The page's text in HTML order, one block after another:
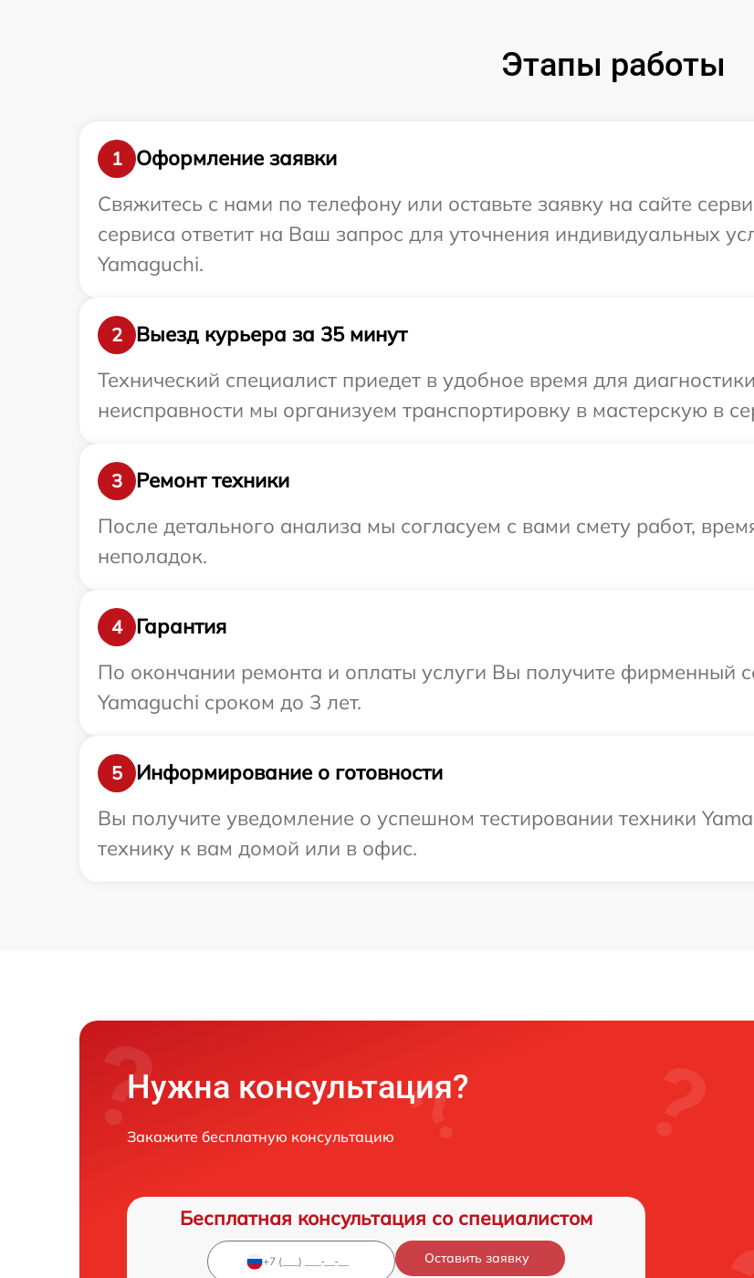
Этапы работы
1
Оформление заявки
Свяжитесь с нами по телефону или оставьте заявку на сайте
сервиса ответит на Ваш запрос для уточнения индивидуальных
Yamaguchi.
2
Выезд курьера за 35 минут
Технический специалист приедет в удобное время для
неисправности мы организуем транспортировку в мастерскую в
3
Ремонт техники
После детального анализа мы согласуем с вами смету работ,
неполадок.
4
Гарантия
По окончании ремонта и оплаты услуги Вы получите фирменный
Yamaguchi сроком до 3 лет.
5
Информирование о готовности
Вы получите уведомление о успешном тестировании техники
технику к вам домой или в офис.
Нужна консультация?
Закажите бесплатную консультацию
Бесплатная консультация со специалистом
Оставить заявку